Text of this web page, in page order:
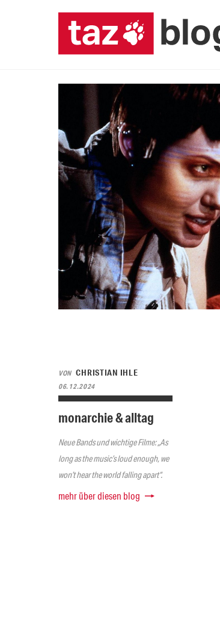
VON CHRISTIAN IHLE
06.12.2024
monarchie & alltag
Neue Bands und wichtige Filme: „As
long as the music’s loud enough, we
won’t hear the world falling apart“.
mehr über diesen blog